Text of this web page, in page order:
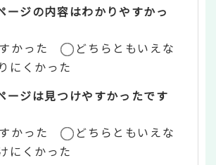
ージの内容はわかりやすかっ
かった
どちらともいえな
にくかった
ージは見つけやすかったです
かった
どちらともいえな
にくかった